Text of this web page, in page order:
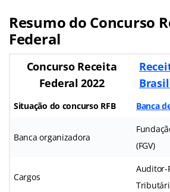
Resumo do Concurso
Federal
Concurso Receita
Federal 2022
Situação do concurso RFB Banca
Banca organizadora
(FGV)
Cargos
Auditor-